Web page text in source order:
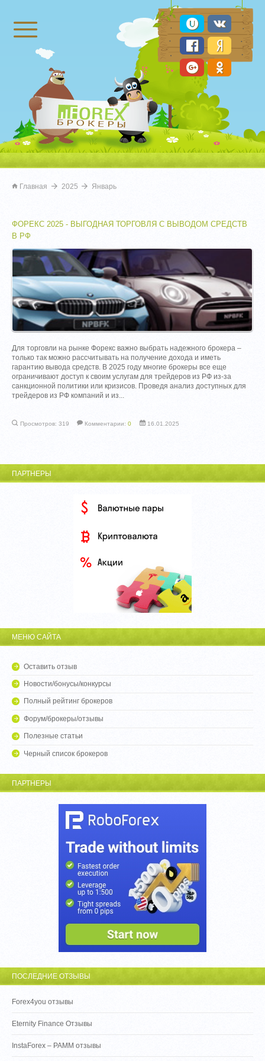
Брокеры Форекс
Главная 2025 Январь
ФОРЕКС 2025 - ВЫГОДНАЯ ТОРГОВЛЯ С ВЫВОДОМ СРЕДСТВ
В РФ
Для торговли на рынке Форекс важно выбрать надежного брокера –
только так можно рассчитывать на получение дохода и иметь
гарантию вывода средств. В 2025 году многие брокеры все еще
ограничивают доступ к своим услугам для трейдеров из РФ из-за
санкционной политики или кризисов. Проведя анализ доступных для
трейдеров из РФ компаний и из...
Просмотров: 319 Комментарии:0 16.01.2025
ПАРТНЕРЫ
МЕНЮ САЙТА
Оставить отзыв
Новости/бонусы/конкурсы
Полный рейтинг брокеров
Форум/брокеры/отзывы
Полезные статьи
Черный список брокеров
ПАРТНЕРЫ
ПОСЛЕДНИЕ ОТЗЫВЫ
Forex4you отзывы
Eternity Finance Отзывы
InstaForex – PAMM отзывы